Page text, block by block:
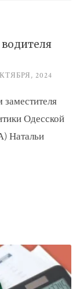
2024
заместителя
Одесской
Натальи